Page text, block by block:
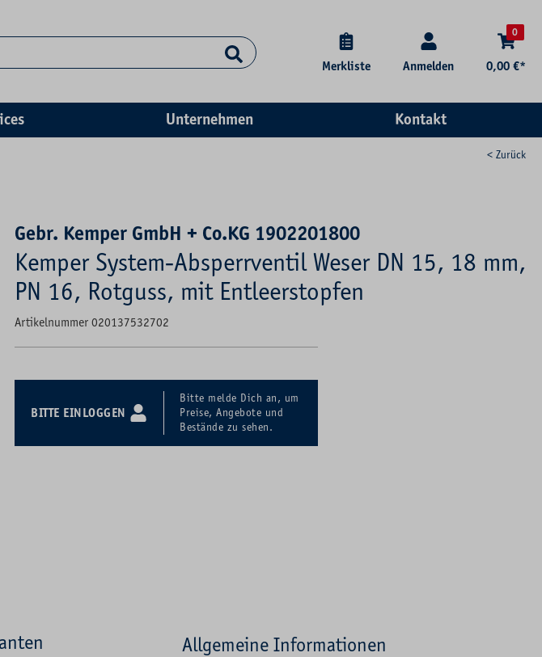
Merkliste Anmelden
0
0,00 €*
Unternehmen Kontakt
< Zurück
Gebr. Kemper GmbH + Co.KG 1902201800
Kemper System-Absperrventil Weser DN 15, 18 mm,
PN 16, Rotguss, mit Entleerstopfen
Artikelnummer 020137532702
BITTE EINLOGGEN
Bitte melde Dich an, um
Preise, Angebote und
Bestände zu sehen.
Allgemeine Informationen